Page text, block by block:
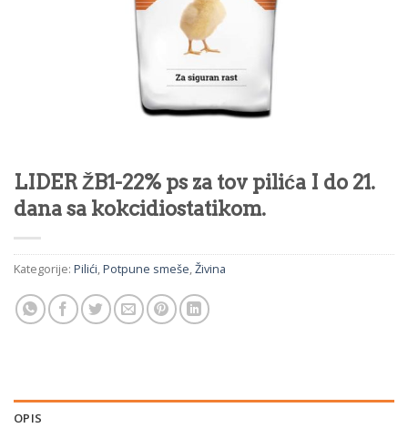
LIDER ŽB1-22% ps za tov pilića I do 21.
dana sa kokcidiostatikom.
Kategorije: Pilići,Potpune smeše,Živina
OPIS